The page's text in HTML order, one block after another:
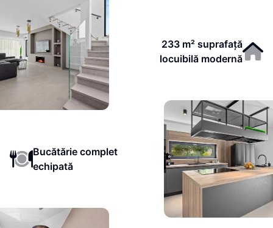
233 m² suprafață
locuibilă modernă
Bucătărie complet
echipată